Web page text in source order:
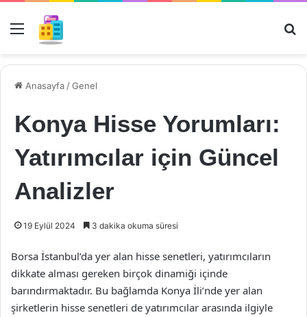
Menü
Anasayfa /Genel
Konya Hisse Yorumları:
Yatırımcılar için Güncel
Analizler
19 Eylül 2024 3 dakika okuma süresi
Borsa İstanbul’da yer alan hisse senetleri, yatırımcıların
dikkate alması gereken birçok dinamiği içinde
barındırmaktadır. Bu bağlamda Konya İli’nde yer alan
şirketlerin hisse senetleri de yatırımcılar arasında ilgiyle